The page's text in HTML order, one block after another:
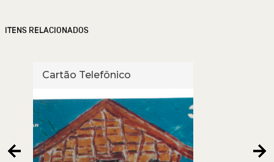
ITENS RELACIONADOS
Cartão Telefônico